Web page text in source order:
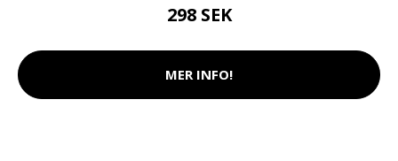
298 SEK
MER INFO!